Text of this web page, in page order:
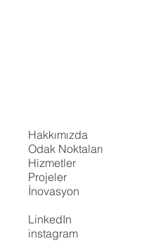
Hakkımızda
Odak Noktaları
Hizmetler
Projeler
İnovasyon
LinkedIn
instagram